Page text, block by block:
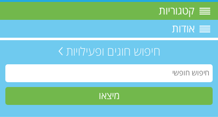
קטגוריות
אודות
חיפוש חוגים ופעילויות